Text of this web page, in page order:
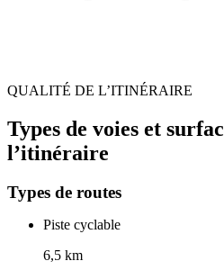
QUALITÉ DE L’ITINÉRAIRE
Types de voies et
l’itinéraire
Types de routes
Piste cyclable
6,5 km